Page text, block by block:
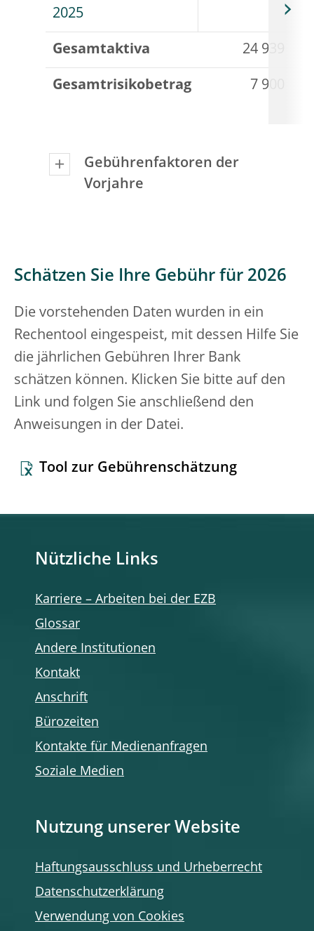
2025
Gesamtaktiva 24 939
Gesamtrisikobetrag 7 900
Gebührenfaktoren der
Vorjahre
Schätzen Sie Ihre Gebühr für 2026
Die vorstehenden Daten wurden in ein
Rechentool eingespeist, mit dessen Hilfe Sie
die jährlichen Gebühren Ihrer Bank
schätzen können. Klicken Sie bitte auf den
Link und folgen Sie anschließend den
Anweisungen in der Datei.
Tool zur Gebührenschätzung
Nützliche Links
Karriere – Arbeiten bei der EZB
Glossar
Andere Institutionen
Kontakt
Anschrift
Bürozeiten
Kontakte für Medienanfragen
Soziale Medien
Nutzung unserer Website
Haftungsausschluss und Urheberrecht
Datenschutzerklärung
Verwendung von Cookies